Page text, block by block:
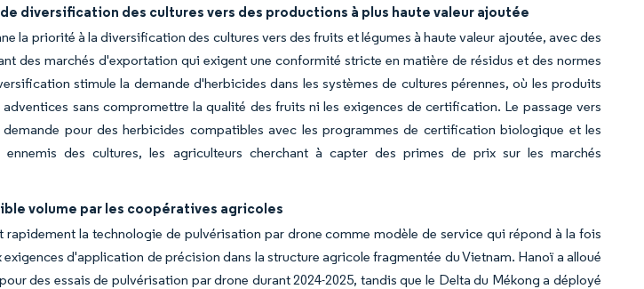
diversification des cultures vers des productions à plus haute valeur ajoutée
la priorité à la diversification des cultures vers des fruits et légumes à haute valeur ajoutée, avec des
des marchés d'exportation qui exigent une conformité stricte en matière de résidus et des normes
stimule la demande d'herbicides dans les systèmes de cultures pérennes, où les produits
sans compromettre la qualité des fruits ni les exigences de certification. Le passage vers
pour des herbicides compatibles avec les programmes de certification biologique et les
des cultures, les agriculteurs cherchant à capter des primes de prix sur les marchés
volume par les coopératives agricoles
la technologie de pulvérisation par drone comme modèle de service qui répond à la fois
d'application de précision dans la structure agricole fragmentée du Vietnam. Hanoï a alloué
des essais de pulvérisation par drone durant 2024-2025, tandis que le Delta du Mékong a déployé